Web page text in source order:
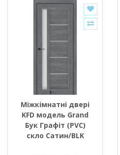
Міжкімнатні двері
KFD модель Grand
Бук Графіт (PVC)
скло Сатин/BLK